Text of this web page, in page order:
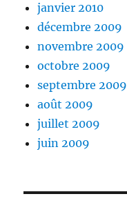
janvier 2010
décembre 2009
novembre 2009
octobre 2009
septembre 2009
août 2009
juillet 2009
juin 2009